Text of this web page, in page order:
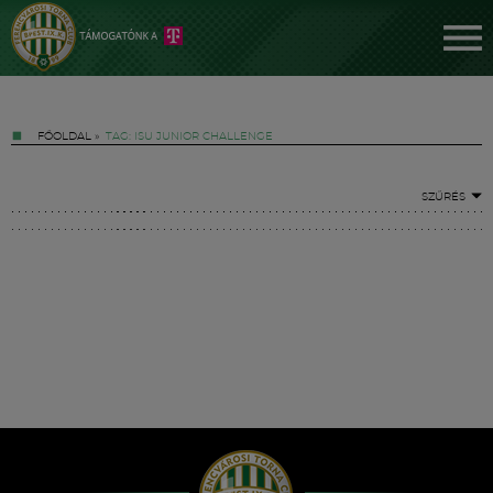
FŐOLDAL » TAG: ISU JUNIOR CHALLENGE
SZŰRÉS
Hírek